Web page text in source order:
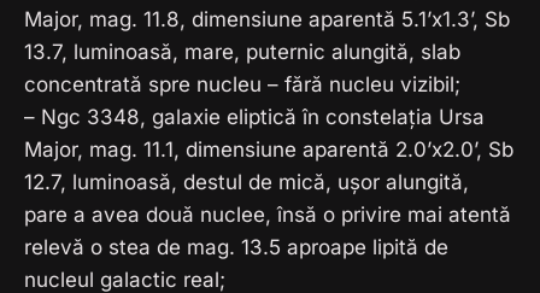
Major, mag. 11.8, dimensiune aparentă 5.1’x1.3’, Sb
13.7, luminoasă, mare, puternic alungită, slab
concentrată spre nucleu – fără nucleu vizibil;
– Ngc 3348, galaxie eliptică în constelația Ursa
Major, mag. 11.1, dimensiune aparentă 2.0’x2.0’, Sb
12.7, luminoasă, destul de mică, ușor alungită,
pare a avea două nuclee, însă o privire mai atentă
relevă o stea de mag. 13.5 aproape lipită de
nucleul galactic real;